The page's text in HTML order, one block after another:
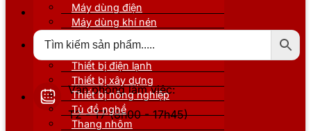
Văn phòng làm việc:
T2 - T7 (8h00 - 17h45)
Máy dùng điện
Máy dùng khí nén
Thiết bị nâng đỡ
Thiết bị điện lạnh
Thiết bị xây dựng
Thiết bị nông nghiệp
Tủ đồ nghề
Thang nhôm